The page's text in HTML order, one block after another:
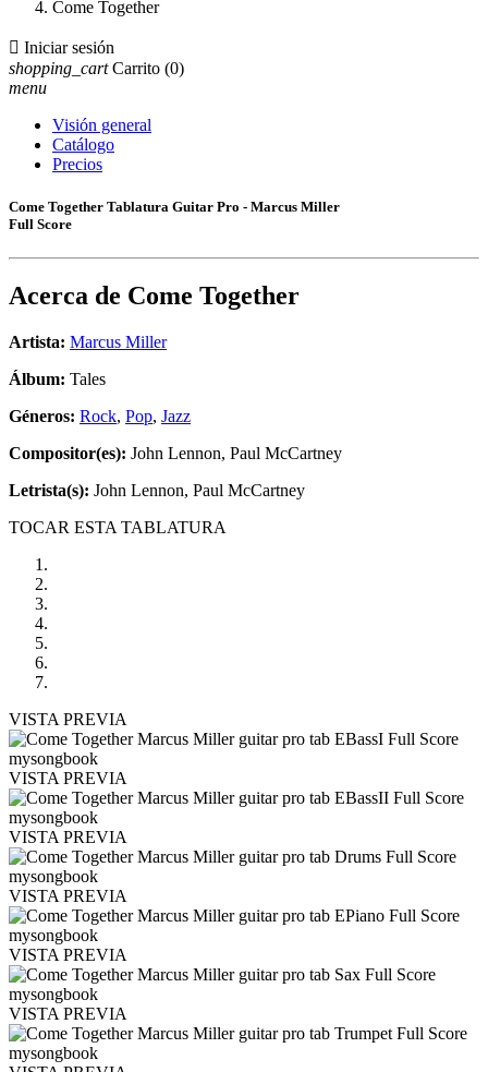
Come Together
 Iniciar sesión
shopping_cart Carrito (0)
menu
Visión general
Catálogo
Precios
Come Together Tablatura Guitar Pro - Marcus Miller
Full Score
Acerca de Come Together
Artista: Marcus Miller
Álbum: Tales
Géneros: Rock, Pop, Jazz
Compositor(es): John Lennon, Paul McCartney
Letrista(s): John Lennon, Paul McCartney
TOCAR ESTA TABLATURA
VISTA PREVIA
VISTA PREVIA
VISTA PREVIA
VISTA PREVIA
VISTA PREVIA
VISTA PREVIA